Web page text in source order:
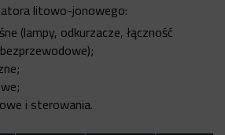
litowo-jonowego:
(lampy, odkurzacze, łączność
i sterowania.